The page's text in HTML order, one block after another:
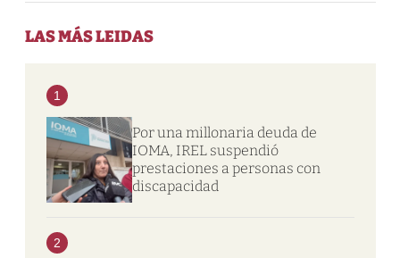
LAS MÁS LEIDAS
1
Por una millonaria deuda de
IOMA, IREL suspendió
prestaciones a personas con
discapacidad
2